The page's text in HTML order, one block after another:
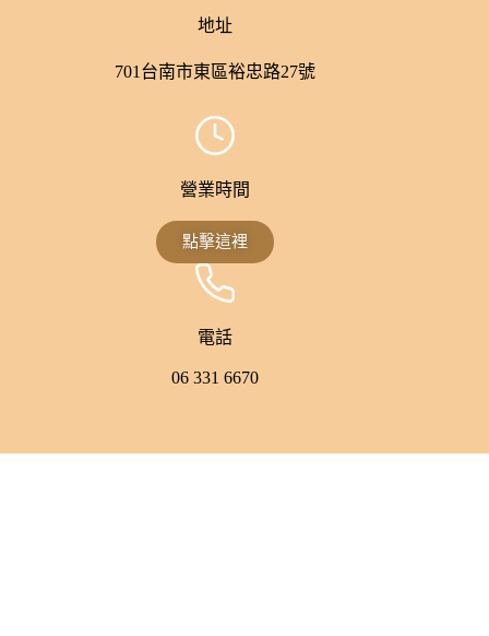
地址
701台南市東區裕忠路27號
營業時間
點擊這裡
電話
06 331 6670